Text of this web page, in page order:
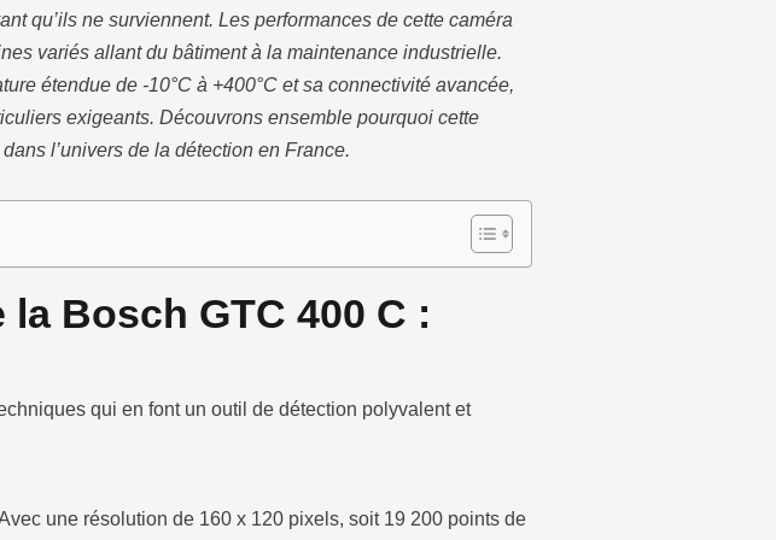
qu’ils ne surviennent. Les performances de cette caméra
variés allant du bâtiment à la maintenance industrielle.
étendue de -10°C à +400°C et sa connectivité avancée,
exigeants. Découvrons ensemble pourquoi cette
l’univers de la détection en France.
Bosch GTC 400 C :
qui en font un outil de détection polyvalent et
une résolution de 160 x 120 pixels, soit 19 200 points de